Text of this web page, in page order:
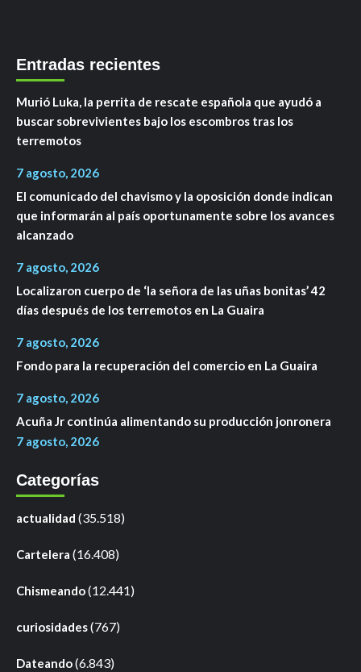
Entradas recientes
Murió Luka, la perrita de rescate española que ayudó a
buscar sobrevivientes bajo los escombros tras los
terremotos
7 agosto, 2026
El comunicado del chavismo y la oposición donde indican
que informarán al país oportunamente sobre los avances
alcanzado
7 agosto, 2026
Localizaron cuerpo de ‘la señora de las uñas bonitas’ 42
días después de los terremotos en La Guaira
7 agosto, 2026
Fondo para la recuperación del comercio en La Guaira
7 agosto, 2026
Acuña Jr continúa alimentando su producción jonronera
7 agosto, 2026
Categorías
actualidad (35.518)
Cartelera (16.408)
Chismeando(12.441)
curiosidades(767)
Dateando(6.843)